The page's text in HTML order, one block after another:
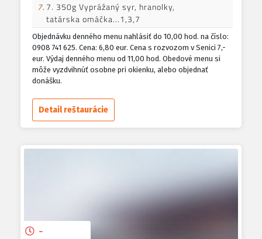
7. 7. 350g Vyprážaný syr, hranolky,
tatárska omáčka...1,3,7
Objednávku denného menu nahlásiť do 10,00 hod. na číslo:
0908 741 625. Cena: 6,80 eur. Cena s rozvozom v Senici 7,-
eur. Výdaj denného menu od 11,00 hod. Obedové menu si
môže vyzdvihnúť osobne pri okienku, alebo objednať
donášku.
Detail reštaurácie
-